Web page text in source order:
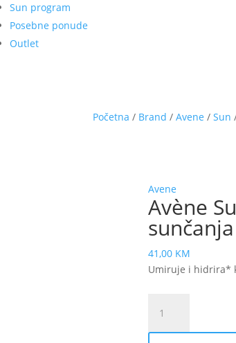
Sun program
Posebne ponude
Outlet
Početna / Brand /Avene /Sun
Avene
Avène
41,00 KM
Umiruje i hidrira*
Sun
obnavljajući